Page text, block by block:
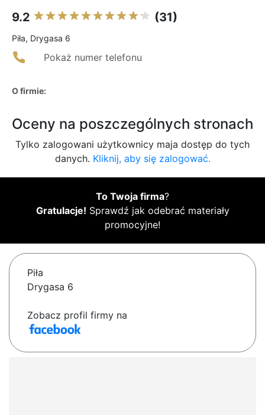
9.2 (31)
Piła, Drygasa 6
Pokaż numer telefonu
O firmie:
Oceny na poszczególnych stronach
Tylko zalogowani użytkownicy maja dostęp do tych
danych. Kliknij, aby się zalogować.
To Twoja firma?
Gratulacje! Sprawdź jak odebrać materiały
promocyjne!
Piła
Drygasa 6
Zobacz profil firmy na